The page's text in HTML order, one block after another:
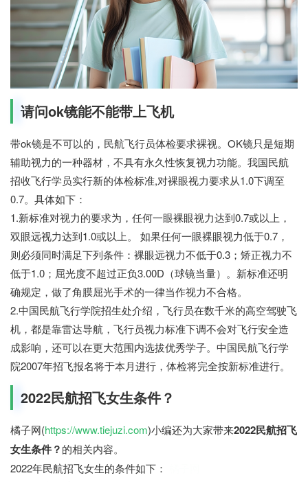
请问ok镜能不能带上飞机
带ok镜是不可以的，民航飞行员体检要求裸视。OK镜只是短期
辅助视力的一种器材，不具有永久性恢复视力功能。我国民航
招收飞行学员实行新的体检标准,对裸眼视力要求从1.0下调至
0.7。具体如下：
1.新标准对视力的要求为，任何一眼裸眼视力达到0.7或以上，
双眼远视力达到1.0或以上。 如果任何一眼裸眼视力低于0.7，
则必须同时满足下列条件：裸眼远视力不低于0.3；矫正视力不
低于1.0；屈光度不超过正负3.00D（球镜当量）。新标准还明
确规定，做了角膜屈光手术的一律当作视力不合格。
2.中国民航飞行学院招生处介绍，飞行员在数千米的高空驾驶飞
机，都是靠雷达导航，飞行员视力标准下调不会对飞行安全造
成影响，还可以在更大范围内选拔优秀学子。中国民航飞行学
院2007年招飞报名将于本月进行，体检将完全按新标准进行。
2022民航招飞女生条件？
橘子网(https://www.tiejuzi.com)小编还为大家带来2022民航招飞
女生条件？的相关内容。
2022年民航招飞女生的条件如下：